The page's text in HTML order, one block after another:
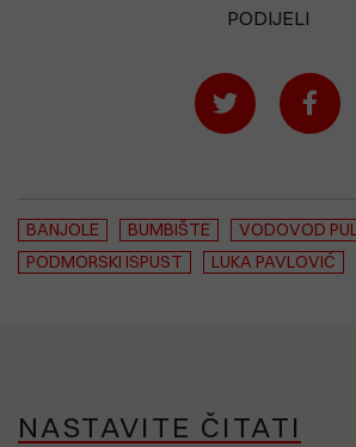
PODIJELI
BANJOLE BUMBIŠTE
VODOVOD
PODMORSKI ISPUST
LUKA PAVLOVIĆ
NASTAVITE ČITATI